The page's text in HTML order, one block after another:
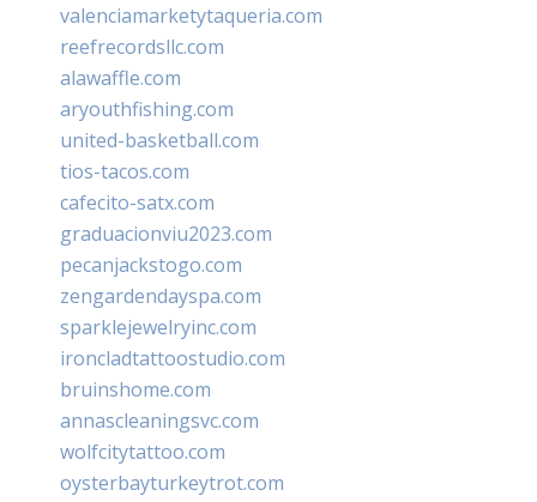
valenciamarketytaqueria.com
reefrecordsllc.com
alawaffle.com
aryouthfishing.com
united-basketball.com
tios-tacos.com
cafecito-satx.com
graduacionviu2023.com
pecanjackstogo.com
zengardendayspa.com
sparklejewelryinc.com
ironcladtattoostudio.com
bruinshome.com
annascleaningsvc.com
wolfcitytattoo.com
oysterbayturkeytrot.com